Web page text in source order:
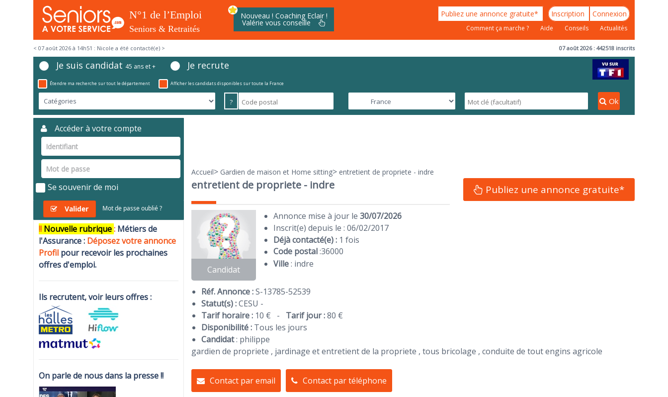
Nouveau ! Coaching Eclair !
Valérie vous conseille
Publiez une annonce gratuite* Inscription Connexion
Comment ça marche ? Aide Conseils Actualités
< 07 août 2026 à 14h51 : Nicole a été contacté(e) > 07 août 2026 : 442518 inscrits
Je suis candidat 45 ans et + Je recrute
Étendre ma recherche sur tout le département Afficher les candidats disponibles sur toute la France
? Ok
Accueil> Gardien de maison et Home sitting> entretient de propriete - indre
entretient de propriete - indre Publiez une annonce gratuite*
Candidat
Annonce mise à jour le 30/07/2026
Inscrit(e) depuis le : 06/02/2017
Déjà contacté(e) : 1 fois
Code postal:36000
Ville: indre
Réf. Annonce :S-13785-52539
Statut(s) :CESU -
Tarif horaire :10 € - Tarif jour :80 €
Disponibilité :Tous les jours
Candidat: philippe
gardien de propriete , jardinage et entretient de la propriete , tous bricolage , conduite de tout engins agricole
Contact par email Contact par téléphone
Accéder à votre compte
Se souvenir de moi
Valider Mot de passe oublié ?
!! Nouvelle rubrique: Métiers de
l'Assurance : Déposez votre annonce
Profil pour recevoir les prochaines
offres d'emploi.
Ils recrutent, voir leurs offres :
On parle de nous dans la presse !!